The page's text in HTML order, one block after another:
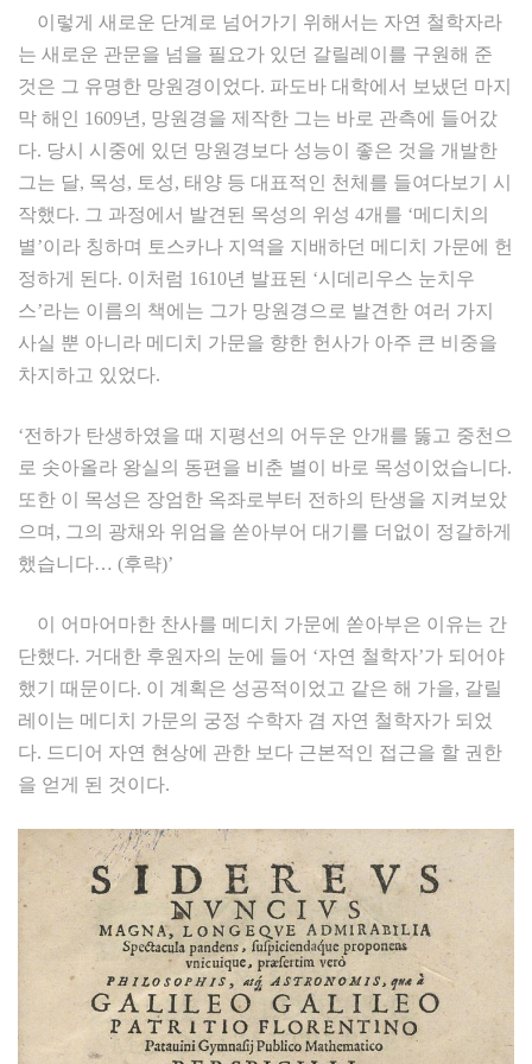
이렇게 새로운 단계로 넘어가기 위해서는 자연 철학자라
는 새로운 관문을 넘을 필요가 있던 갈릴레이를 구원해 준
것은 그 유명한 망원경이었다. 파도바 대학에서 보냈던 마지
막 해인 1609년, 망원경을 제작한 그는 바로 관측에 들어갔
다. 당시 시중에 있던 망원경보다 성능이 좋은 것을 개발한
그는 달, 목성, 토성, 태양 등 대표적인 천체를 들여다보기 시
작했다. 그 과정에서 발견된 목성의 위성 4개를 ‘메디치의
별’이라 칭하며 토스카나 지역을 지배하던 메디치 가문에 헌
정하게 된다. 이처럼 1610년 발표된 ‘시데리우스 눈치우
스’라는 이름의 책에는 그가 망원경으로 발견한 여러 가지
사실 뿐 아니라 메디치 가문을 향한 헌사가 아주 큰 비중을
차지하고 있었다.
‘전하가 탄생하였을 때 지평선의 어두운 안개를 뚫고 중천으
로 솟아올라 왕실의 동편을 비춘 별이 바로 목성이었습니다.
또한 이 목성은 장엄한 옥좌로부터 전하의 탄생을 지켜보았
으며, 그의 광채와 위엄을 쏟아부어 대기를 더없이 정갈하게
했습니다… (후략)’
이 어마어마한 찬사를 메디치 가문에 쏟아부은 이유는 간
단했다. 거대한 후원자의 눈에 들어 ‘자연 철학자’가 되어야
했기 때문이다. 이 계획은 성공적이었고 같은 해 가을, 갈릴
레이는 메디치 가문의 궁정 수학자 겸 자연 철학자가 되었
다. 드디어 자연 현상에 관한 보다 근본적인 접근을 할 권한
을 얻게 된 것이다.